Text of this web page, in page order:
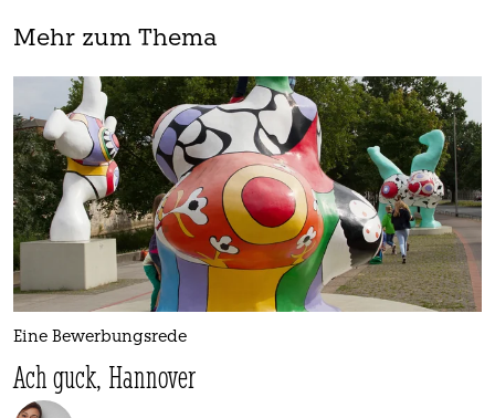
Mehr zum Thema
Eine Bewerbungsrede
Ach guck, Hannover